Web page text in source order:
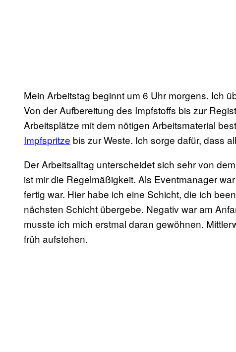
Mein Arbeitstag beginnt um 6 Uhr morgens. Ich
Von der Aufbereitung des Impfstoffs bis zur
Arbeitsplätze mit dem nötigen Arbeitsmaterial
Impfspritze bis zur Weste. Ich sorge dafür, dass
Der Arbeitsalltag unterscheidet sich sehr von
ist mir die Regelmäßigkeit. Als Eventmanager
fertig war. Hier habe ich eine Schicht, die ich
nächsten Schicht übergebe. Negativ war am
musste ich mich erstmal daran gewöhnen.
früh aufstehen.